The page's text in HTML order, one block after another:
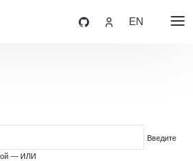
EN
Введите
— ИЛИ